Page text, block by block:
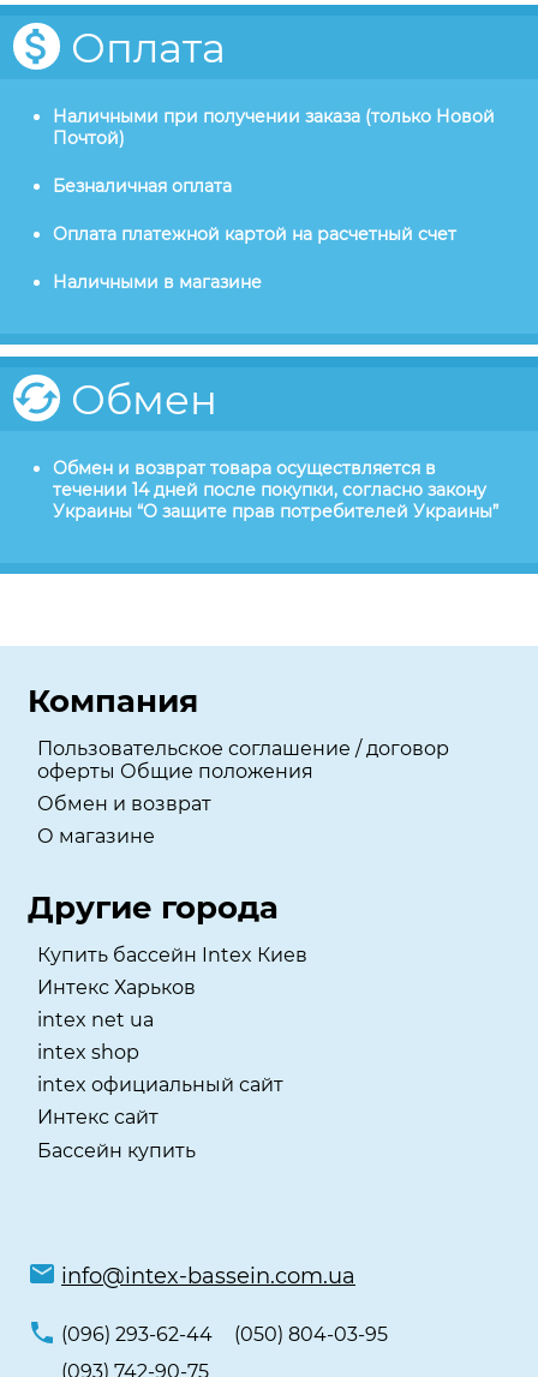
Оплата
Наличными при получении заказа (только Новой
Почтой)
Безналичная оплата
Оплата платежной картой на расчетный счет
Наличными в магазине
Обмен
Обмен и возврат товара осуществляется в
течении 14 дней после покупки, согласно закону
Украины “О защите прав потребителей Украины”
Компания
Пользовательское соглашение / договор
оферты Общие положения
Обмен и возврат
О магазине
Другие города
Купить бассейн Intex Киев
Интекс Харьков
intex net ua
intex shop
intex официальный сайт
Интекс сайт
Бассейн купить
info@intex-bassein.com.ua
(096) 293-62-44
(050) 804-03-95
(093) 742-90-75